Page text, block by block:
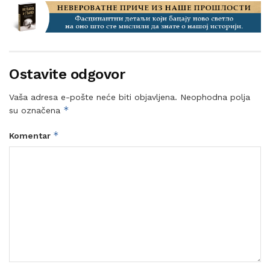
Ostavite odgovor
Vaša adresa e-pošte neće biti objavljena. Neophodna polja
su označena *
Komentar *